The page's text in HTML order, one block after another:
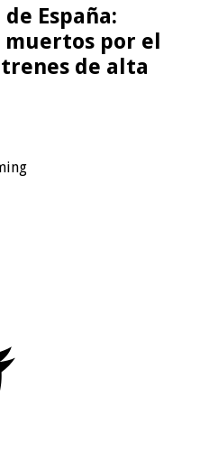
España:
muertos por el
de alta